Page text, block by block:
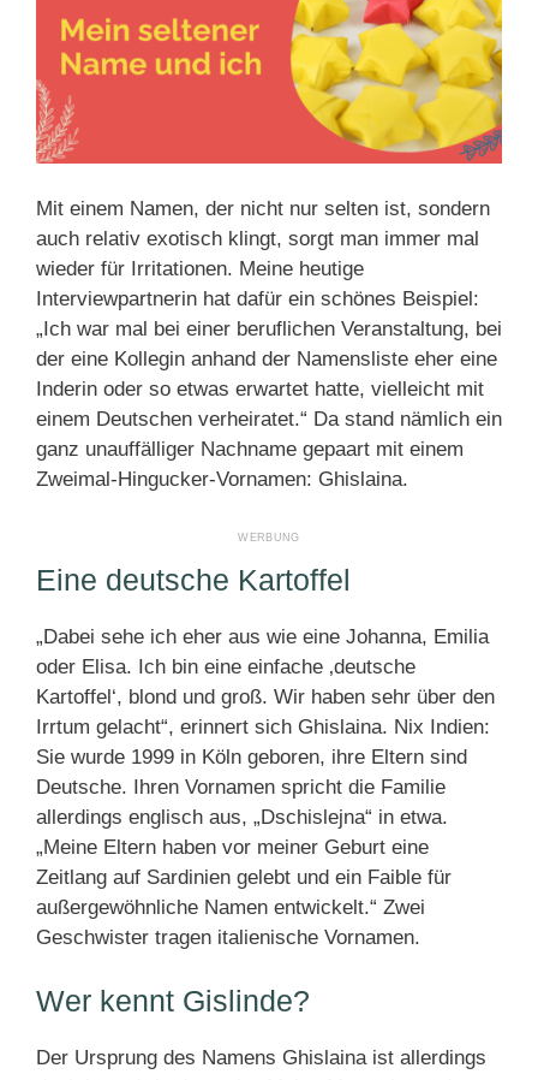
Mit einem Namen, der nicht nur selten ist, sondern
auch relativ exotisch klingt, sorgt man immer mal
wieder für Irritationen. Meine heutige
Interviewpartnerin hat dafür ein schönes Beispiel:
„Ich war mal bei einer beruflichen Veranstaltung, bei
der eine Kollegin anhand der Namensliste eher eine
Inderin oder so etwas erwartet hatte, vielleicht mit
einem Deutschen verheiratet.“ Da stand nämlich ein
ganz unauffälliger Nachname gepaart mit einem
Zweimal-Hingucker-Vornamen: Ghislaina.
Eine deutsche Kartoffel
„Dabei sehe ich eher aus wie eine Johanna, Emilia
oder Elisa. Ich bin eine einfache ‚deutsche
Kartoffel‘, blond und groß. Wir haben sehr über den
Irrtum gelacht“, erinnert sich Ghislaina. Nix Indien:
Sie wurde 1999 in Köln geboren, ihre Eltern sind
Deutsche. Ihren Vornamen spricht die Familie
allerdings englisch aus, „Dschislejna“ in etwa.
„Meine Eltern haben vor meiner Geburt eine
Zeitlang auf Sardinien gelebt und ein Faible für
außergewöhnliche Namen entwickelt.“ Zwei
Geschwister tragen italienische Vornamen.
Wer kennt Gislinde?
Der Ursprung des Namens Ghislaina ist allerdings